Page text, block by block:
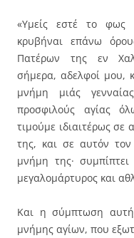
«Υμείς εστέ το φως
κρυβήναι επάνω
Πατέρων της εν
σήμερα, αδελφοί μου,
μνήμη μιάς
προσφιλούς αγίας
τιμούμε ιδιαιτέρως
της, και σε αυτόν
μνήμη της·
μεγαλομάρτυρος και
Και η σύμπτωση
μνήμης αγίων, που